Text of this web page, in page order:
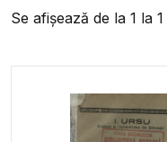
Se afișează de la 1 la 1